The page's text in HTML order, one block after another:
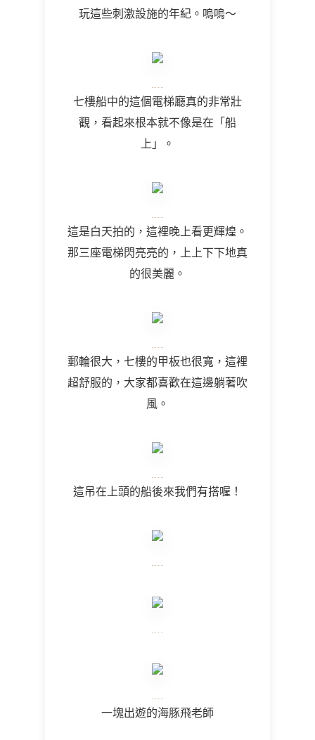
玩這些刺激設施的年紀。嗚嗚～
七樓船中的這個電梯廳真的非常壯
觀，看起來根本就不像是在「船
上」。
這是白天拍的，這裡晚上看更輝煌。
那三座電梯閃亮亮的，上上下下地真
的很美麗。
郵輪很大，七樓的甲板也很寬，這裡
超舒服的，大家都喜歡在這邊躺著吹
風。
這吊在上頭的船後來我們有搭喔！
一塊出遊的海豚飛老師